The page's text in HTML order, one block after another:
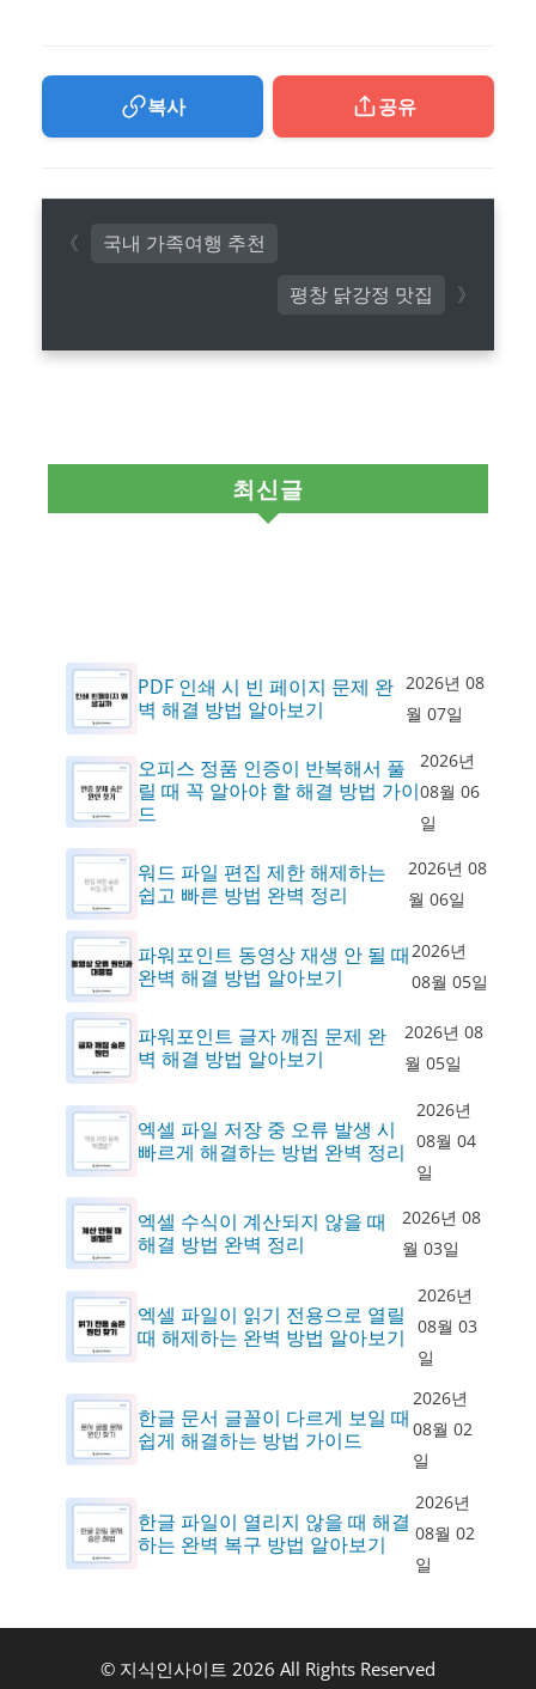
복사 공유
평창 닭강정 맛집
국내 가족여행 추천
최신글
PDF 인쇄 시 빈 페이지 문제 완
벽 해결 방법 알아보기
2026년 08
월 07일
오피스 정품 인증이 반복해서 풀
릴 때 꼭 알아야 할 해결 방법 가이
드
2026년
08월 06
일
워드 파일 편집 제한 해제하는
쉽고 빠른 방법 완벽 정리
2026년 08
월 06일
파워포인트 동영상 재생 안 될 때
완벽 해결 방법 알아보기
2026년
08월 05일
파워포인트 글자 깨짐 문제 완
벽 해결 방법 알아보기
2026년 08
월 05일
엑셀 파일 저장 중 오류 발생 시
빠르게 해결하는 방법 완벽 정리
2026년
08월 04
일
엑셀 수식이 계산되지 않을 때
해결 방법 완벽 정리
2026년 08
월 03일
엑셀 파일이 읽기 전용으로 열릴
때 해제하는 완벽 방법 알아보기
2026년
08월 03
일
한글 문서 글꼴이 다르게 보일 때
쉽게 해결하는 방법 가이드
2026년
08월 02
일
한글 파일이 열리지 않을 때 해결
하는 완벽 복구 방법 알아보기
2026년
08월 02
일
© 지식인사이트 2026 All Rights Reserved